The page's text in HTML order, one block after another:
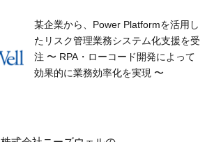
某企業から、Power Platformを活用し
たリスク管理業務システム化支援を受
注 〜 RPA・ローコード開発によって
効果的に業務効率化を実現 〜